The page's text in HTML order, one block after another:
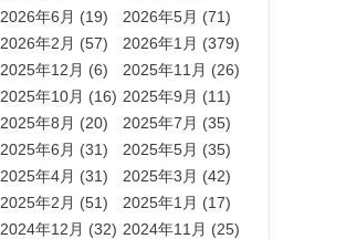
2026年6月 (19)
2026年5月 (71)
2026年2月 (57)
2026年1月 (379)
2025年12月 (6)
2025年11月 (26)
2025年10月 (16) 2025年9月 (11)
2025年8月 (20)
2025年7月 (35)
2025年6月 (31)
2025年5月 (35)
2025年4月 (31)
2025年3月 (42)
2025年2月 (51)
2025年1月 (17)
2024年12月 (32) 2024年11月 (25)